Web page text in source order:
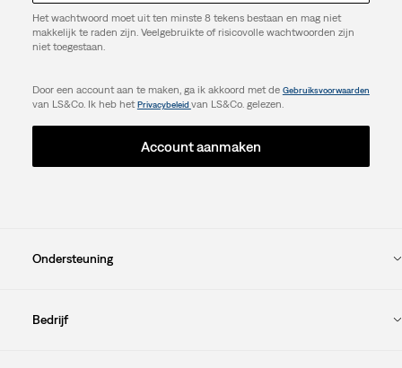
Het wachtwoord moet uit ten minste 8 tekens bestaan en mag niet
makkelijk te raden zijn. Veelgebruikte of risicovolle wachtwoorden zijn
niet toegestaan.
Door een account aan te maken, ga ik akkoord met de Gebruiksvoorwaarden
van LS&Co. Ik heb hetPrivacybeleid van LS&Co. gelezen.
Account aanmaken
Ondersteuning
Bedrijf